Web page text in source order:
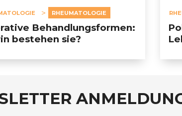
RHEUMATOLOGIE
Behandlungsformen:
bestehen sie?